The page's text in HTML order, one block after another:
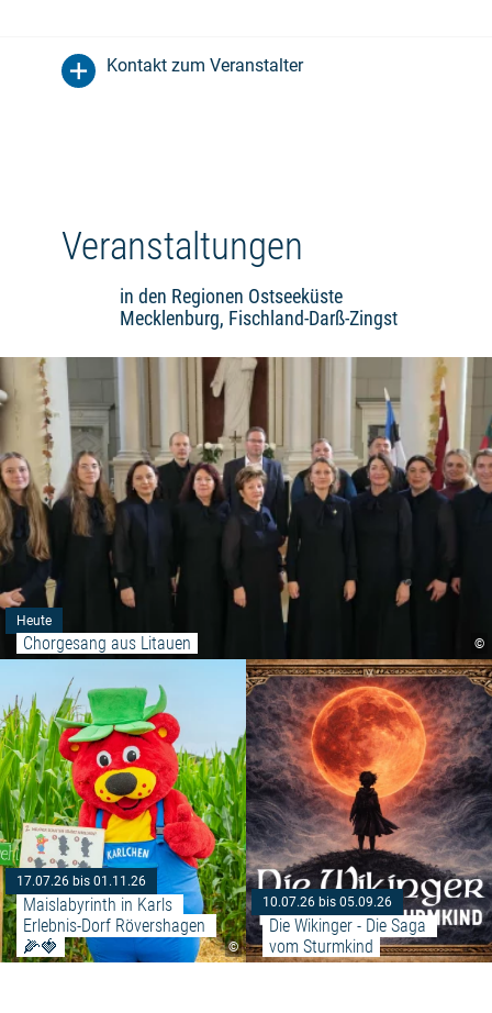
Kontakt zum Veranstalter
Veranstaltungen
in den Regionen Ostseeküste
Mecklenburg, Fischland-Darß-Zingst
©
Heute
Chorgesang aus Litauen
©
17.07.26 bis 01.11.26
Maislabyrinth in Karls
Erlebnis-Dorf Rövershagen
🌽🍓
Weiterlesen: "Maislabyrinth in
10.07.26 bis 05.09.26
Die Wikinger - Die Saga
vom Sturmkind